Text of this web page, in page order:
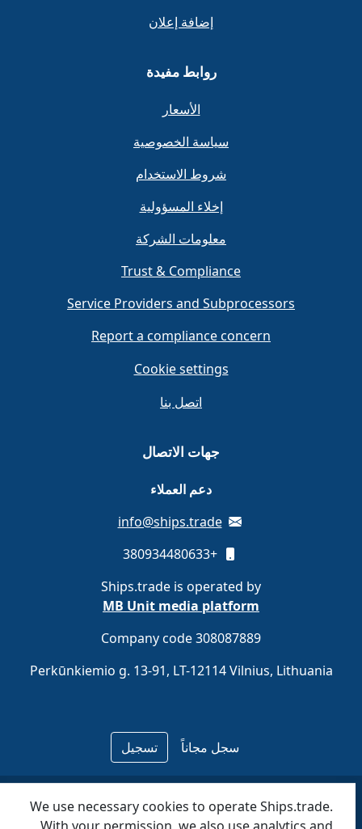
إضافة إعلان
روابط مفيدة
الأسعار
سياسة الخصوصية
شروط الاستخدام
إخلاء المسؤولية
معلومات الشركة
Trust & Compliance
Service Providers and Subprocessors
Report a compliance concern
Cookie settings
اتصل بنا
جهات الاتصال
دعم العملاء
info@ships.trade
+380934480633
Ships.trade is operated by
MB Unit media platform
Company code 308087889
Perkūnkiemio g. 13-91, LT-12114 Vilnius, Lithuania
سجل مجاناً تسجيل
MB Unit media
platform
We use necessary cookies to operate Ships.trade.